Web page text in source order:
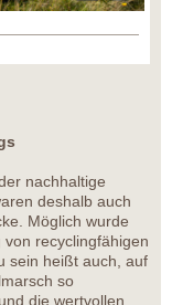
nachhaltige
deshalb auch
Möglich wurde
recyclingfähigen
sein heißt auch, auf
so
die wertvollen